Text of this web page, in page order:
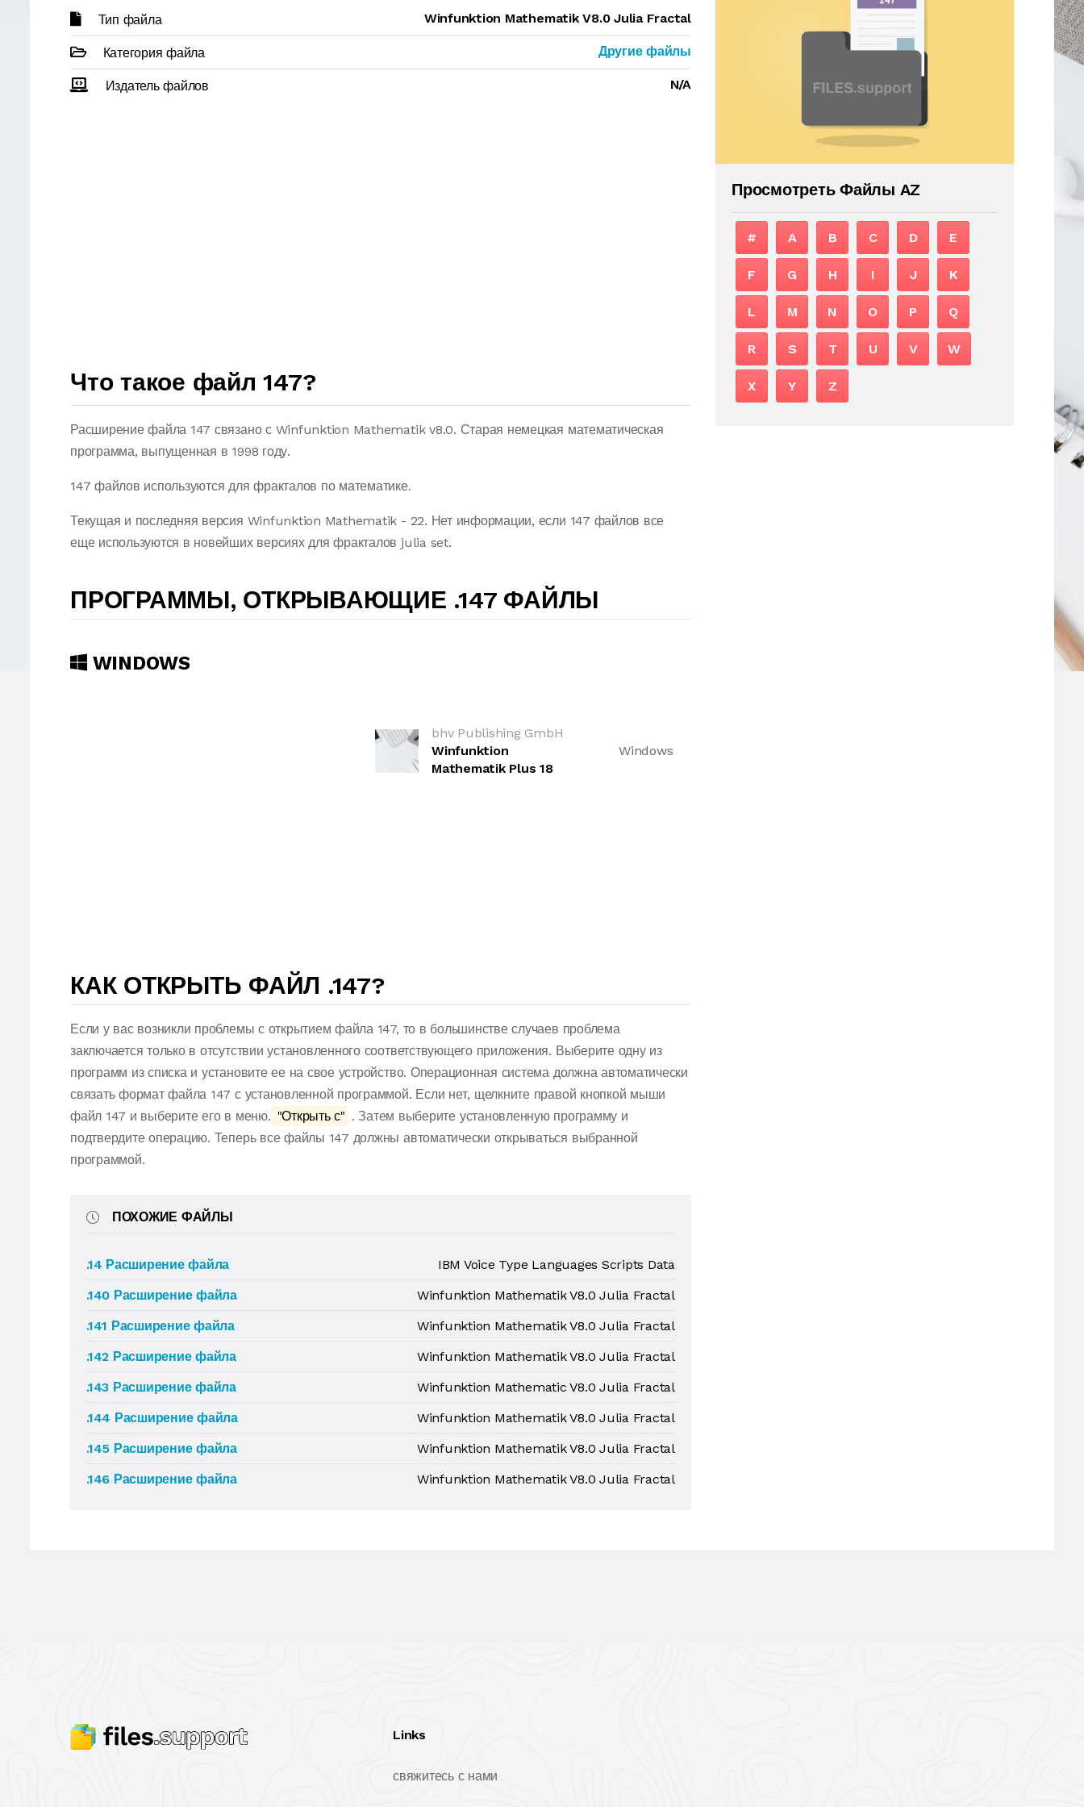
Тип файла Winfunktion Mathematik V8.0 Julia Fractal
Категория файла Другие файлы
Издатель файлов N/A
Что такое файл 147?
Расширение файла 147 связано с Winfunktion Mathematik v8.0. Старая немецкая математическая
программа, выпущенная в 1998 году.
147 файлов используются для фракталов по математике.
Текущая и последняя версия Winfunktion Mathematik - 22. Нет информации, если 147 файлов все
еще используются в новейших версиях для фракталов julia set.
ПРОГРАММЫ, ОТКРЫВАЮЩИЕ .147 ФАЙЛЫ
WINDOWS
bhv Publishing GmbH
Winfunktion
Mathematik Plus 18
Windows
КАК ОТКРЫТЬ ФАЙЛ .147?
Если у вас возникли проблемы с открытием файла 147, то в большинстве случаев проблема
заключается только в отсутствии установленного соответствующего приложения. Выберите одну из
программ из списка и установите ее на свое устройство. Операционная система должна автоматически
связать формат файла 147 с установленной программой. Если нет, щелкните правой кнопкой мыши
файл 147 и выберите его в меню. "Открыть с" . Затем выберите установленную программу и
подтвердите операцию. Теперь все файлы 147 должны автоматически открываться выбранной
программой.
ПОХОЖИЕ ФАЙЛЫ
.14 Расширение файла
IBM Voice Type Languages Scripts Data
.140 Расширение файла
Winfunktion Mathematik V8.0 Julia Fractal
.141 Расширение файла
Winfunktion Mathematik V8.0 Julia Fractal
.142 Расширение файла
Winfunktion Mathematik V8.0 Julia Fractal
.143 Расширение файла
Winfunktion Mathematic V8.0 Julia Fractal
.144 Расширение файла
Winfunktion Mathematik V8.0 Julia Fractal
.145 Расширение файла
Winfunktion Mathematik V8.0 Julia Fractal
.146 Расширение файла
Winfunktion Mathematik V8.0 Julia Fractal
Просмотреть Файлы AZ
# A B C D E
F G H I J K
L M N O P Q
R S T U V W
X Y Z
Links
свяжитесь с нами